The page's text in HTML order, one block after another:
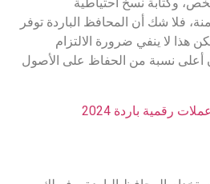
فلا شك أن المحافظ الباردة توفر
هذا لا ينفي ضرورة الالتزام
أعلى نسبة من الحفاظ على الأصول
رقمية باردة 2024